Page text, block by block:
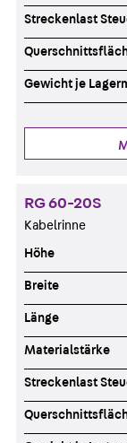
Streckenlast
Gewicht je
RG 60-20S
Kabelrinne
Höhe
Breite
Länge
Materialstärke
Streckenlast